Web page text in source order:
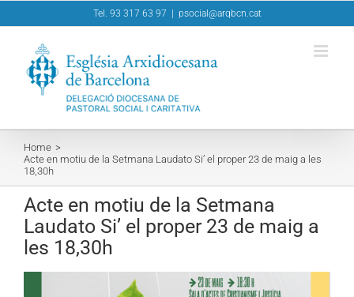
to
Tel. 93 317 63 97 psocial@arqbcn.cat
Home
Acte en motiu de la Setmana Laudato Si’ el proper 23 de maig a les
18,30h
Acte en motiu de la Setmana
Laudato Si’ el proper 23 de maig a
les 18,30h